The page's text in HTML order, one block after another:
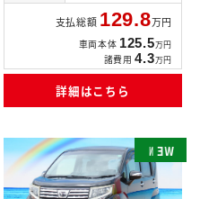
支払総額 129.8万円
車両本体 125.5万円
諸費用 4.3万円
詳細はこちら
N EW